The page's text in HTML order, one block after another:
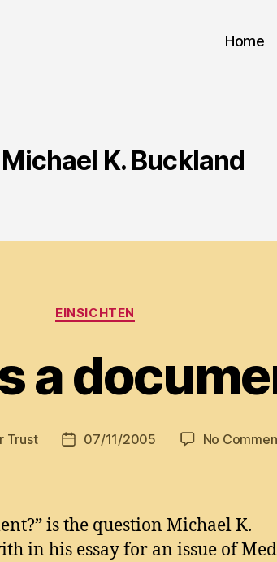
Home
Michael K. Buckland
Categories
EINSICHTEN
a
Trust
Post07/11/2005 No
is the question Michael K.
in his essay for an issue of